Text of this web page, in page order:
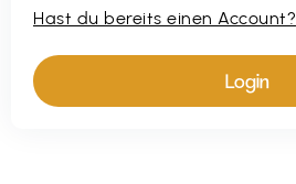
Hast du bereits einen Account?